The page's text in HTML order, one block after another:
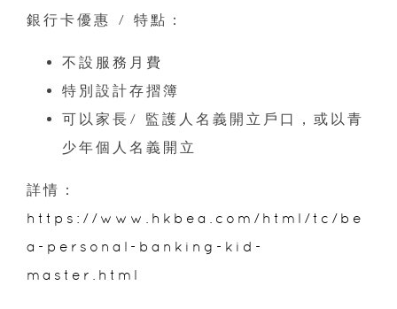
銀行卡優惠 / 特點：
不設服務月費
特別設計存摺簿
可以家長/ 監護人名義開立戶口，或以青
少年個人名義開立
詳情：
https://www.hkbea.com/html/tc/be
a-personal-banking-kid-
master.html